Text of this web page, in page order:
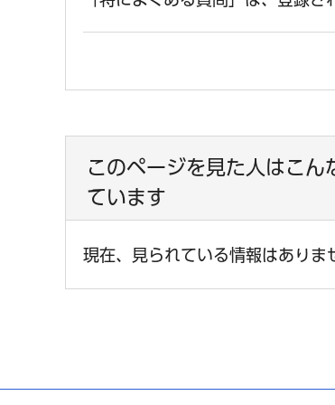
このページを見た人はこん
ています
現在、見られている情報はありま